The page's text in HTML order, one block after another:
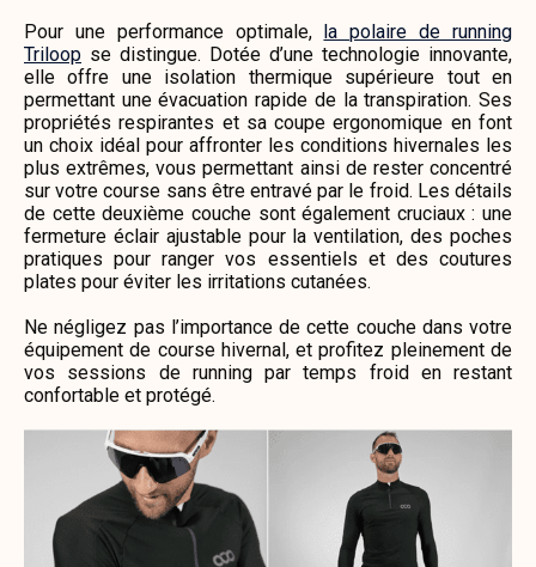
Pour une performance optimale,
la polaire de running
Triloop se distingue. Dotée d’une technologie innovante,
elle offre une isolation thermique supérieure tout en
permettant une évacuation rapide de la transpiration. Ses
propriétés respirantes et sa coupe ergonomique en font
un choix idéal pour affronter les conditions hivernales les
plus extrêmes, vous permettant ainsi de rester concentré
sur votre course sans être entravé par le froid. Les détails
de cette deuxième couche sont également cruciaux : une
fermeture éclair ajustable pour la ventilation, des poches
pratiques pour ranger vos essentiels et des coutures
plates pour éviter les irritations cutanées.
Ne négligez pas l’importance de cette couche dans votre
équipement de course hivernal, et profitez pleinement de
vos sessions de running par temps froid en restant
confortable et protégé.